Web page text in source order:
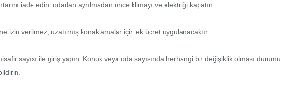
iade edin; odadan ayrılmadan önce klimayı ve elektriği kapatın.
izin verilmez; uzatılmış konaklamalar için ek ücret uygulanacaktır.
sayısı ile giriş yapın. Konuk veya oda sayısında herhangi bir değişiklik olması durumu